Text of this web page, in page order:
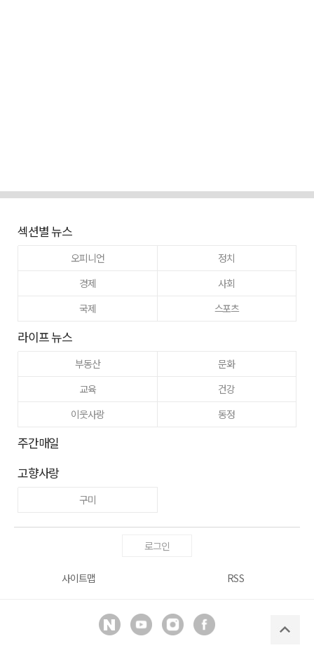
섹션별 뉴스
오피니언
정치
경제
사회
국제
스포츠
라이프 뉴스
부동산
문화
교육
건강
이웃사랑
동정
주간매일
고향사랑
구미
로그인
사이트맵 RSS